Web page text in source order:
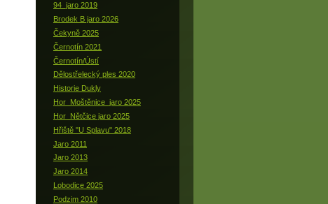
94_jaro 2019
Brodek B jaro 2026
Čekyně 2025
Černotín 2021
Černotín/Ústí
Dělostřelecký ples 2020
Historie Dukly
Hor_Moštěnice_jaro 2025
Hor_Nětčice jaro 2025
Hřiště "U Splavu" 2018
Jaro 2011
Jaro 2013
Jaro 2014
Lobodice 2025
Podzim 2010